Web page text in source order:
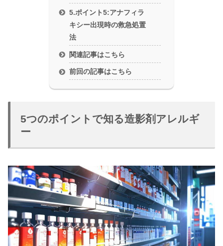
5.ポイント5:アナフィラ
キシー出現時の救急処置
法
関連記事はこちら
前回の記事はこちら
5つのポイントで知る造影剤アレルギ
ー